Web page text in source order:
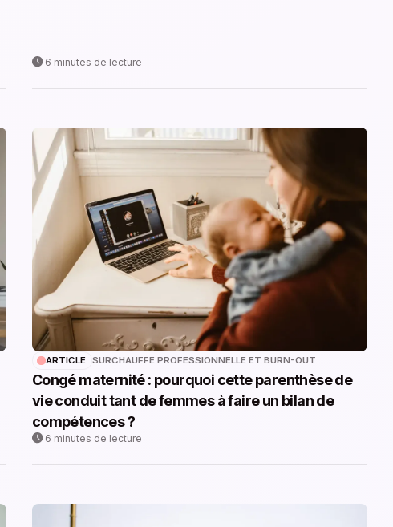
6 minutes de lecture
ARTICLE SURCHAUFFE PROFESSIONNELLE ET BURN-OUT
Congé maternité : pourquoi cette parenthèse de
vie conduit tant de femmes à faire un bilan de
compétences ?
6 minutes de lecture